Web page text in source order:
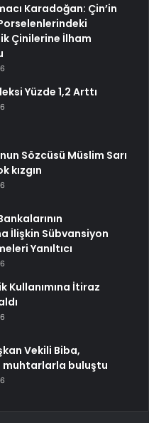
Karadoğan: Çin’in
Çinilerine İlham
Yüzde 1,2 Arttı
Sözcüsü Müslim Sarı
kızgın
İlişkin Sübvansiyon
Yanıltıcı
Kullanımına İtiraz
Vekili Biba,
muhtarlarla buluştu